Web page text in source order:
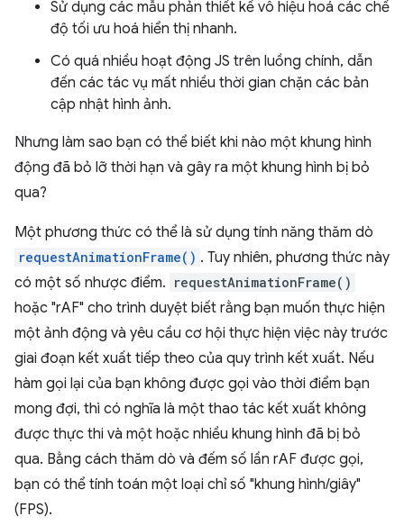
Sử dụng các mẫu phản thiết kế vô hiệu hoá các chế
độ tối ưu hoá hiển thị nhanh.
Có quá nhiều hoạt động JS trên luồng chính, dẫn
đến các tác vụ mất nhiều thời gian chặn các bản
cập nhật hình ảnh.
Nhưng làm sao bạn có thể biết khi nào một khung hình
động đã bỏ lỡ thời hạn và gây ra một khung hình bị bỏ
qua?
Một phương thức có thể là sử dụng tính năng thăm dò
requestAnimationFrame() . Tuy nhiên, phương thức này
có một số nhược điểm. requestAnimationFrame()
hoặc "rAF" cho trình duyệt biết rằng bạn muốn thực hiện
một ảnh động và yêu cầu cơ hội thực hiện việc này trước
giai đoạn kết xuất tiếp theo của quy trình kết xuất. Nếu
hàm gọi lại của bạn không được gọi vào thời điểm bạn
mong đợi, thì có nghĩa là một thao tác kết xuất không
được thực thi và một hoặc nhiều khung hình đã bị bỏ
qua. Bằng cách thăm dò và đếm số lần rAF được gọi,
bạn có thể tính toán một loại chỉ số "khung hình/giây"
(FPS).